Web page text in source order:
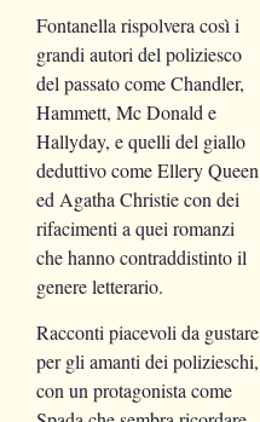
Fontanella rispolvera così i
grandi autori del poliziesco
del passato come Chandler,
Hammett, Mc Donald e
Hallyday, e quelli del giallo
deduttivo come Ellery Queen
ed Agatha Christie con dei
rifacimenti a quei romanzi
che hanno contraddistinto il
genere letterario.
Racconti piacevoli da gustare
per gli amanti dei polizieschi,
con un protagonista come